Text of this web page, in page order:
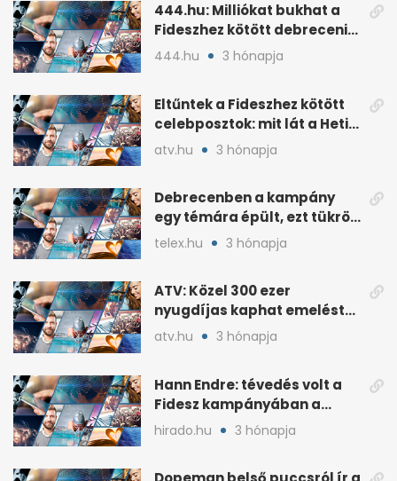
444.hu: Milliókat bukhat a
Fideszhez kötött debreceni
influenszer perben
444.hu 3 hónapja
Eltűntek a Fideszhez kötött
celebposztok: mit lát a Heti
Napló?
atv.hu 3 hónapja
Debrecenben a kampány
egy témára épült, ezt tükrözi
az eredmény
telex.hu 3 hónapja
ATV: Közel 300 ezer
nyugdíjas kaphat emelést
idén a Tisza terve szerint
atv.hu 3 hónapja
Hann Endre: tévedés volt a
Fidesz kampányában a
háborús veszély
hirado.hu 3 hónapja